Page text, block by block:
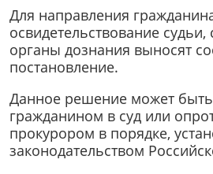
Для направления
освидетельствование судьи,
органы дознания выносят
постановление.
Данное решение может
гражданином в суд или
прокурором в порядке,
законодательством